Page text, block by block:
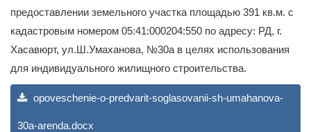
предоставлении земельного участка площадью 391 кв.м. с
кадастровым номером 05:41:000204:550 по адресу: РД, г.
Хасавюрт, ул.Ш.Умаханова, №30а в целях использования
для индивидуального жилищного строительства.
opoveschenie-o-predvarit-soglasovanii-sh-umahanova-
30a-arenda.docx